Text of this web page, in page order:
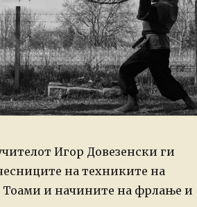
Игор Довезенски ги
на техниките на
Тоами и начините на фрлање и